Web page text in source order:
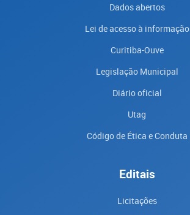
Dados abertos
Lei de acesso à informação
Curitiba-Ouve
Legislação Municipal
Diário oficial
Utag
Código de Ética e Conduta
Editais
Licitações